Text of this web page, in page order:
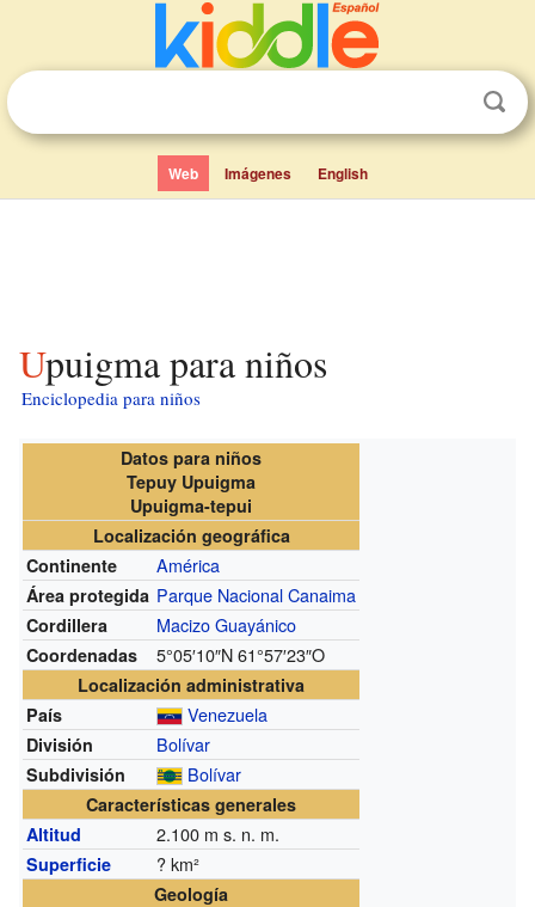
Web Imágenes English
Upuigma para niños
Enciclopedia para niños
Datos para niños
Tepuy Upuigma
Upuigma-tepui
Localización geográfica
Continente
América
Área protegida Parque Nacional Canaima
Cordillera Macizo Guayánico
Coordenadas 5°05′10″N61°57′23″O
Localización administrativa
País
Venezuela
División Bolívar
Subdivisión Bolívar
Características generales
Altitud
2.100 m s. n. m.
Superficie ? km²
Geología